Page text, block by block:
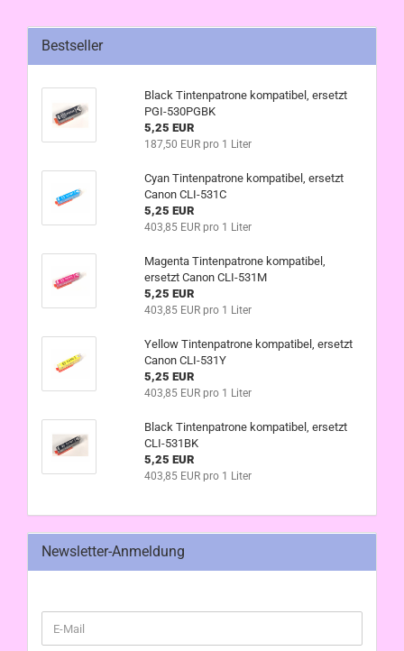
Bestseller
Black Tintenpatrone kompatibel, ersetzt
PGI-530PGBK
5,25 EUR
187,50 EUR pro 1 Liter
Cyan Tintenpatrone kompatibel, ersetzt
Canon CLI-531C
5,25 EUR
403,85 EUR pro 1 Liter
Magenta Tintenpatrone kompatibel,
ersetzt Canon CLI-531M
5,25 EUR
403,85 EUR pro 1 Liter
Yellow Tintenpatrone kompatibel, ersetzt
Canon CLI-531Y
5,25 EUR
403,85 EUR pro 1 Liter
Black Tintenpatrone kompatibel, ersetzt
CLI-531BK
5,25 EUR
403,85 EUR pro 1 Liter
Newsletter-Anmeldung
ZUR
E-
Mail